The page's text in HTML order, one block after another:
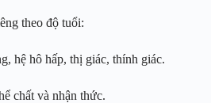
theo độ tuổi:
hệ hô hấp, thị giác, thính giác.
chất và nhận thức.